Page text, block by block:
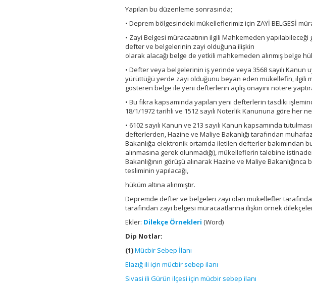
Yapılan bu düzenleme sonrasında;
• Deprem bölgesindeki mükelleflerimiz için ZAYİ BELGESİ
• Zayi Belgesi müracaatının ilgili Mahkemeden
defter ve belgelerinin zayi olduğuna ilişkin
olarak alacağı belge de yetkili mahkemeden alınmış belge
• Defter veya belgelerinin iş yerinde veya 3568 sayılı
yürüttüğü yerde zayi olduğunu beyan eden mükellefin, ilgili
gösteren belge ile yeni defterlerin açılış onayını notere
• Bu fıkra kapsamında yapılan yeni defterlerin tasdiki
18/1/1972 tarihli ve 1512 sayılı Noterlik Kanununa göre her
• 6102 sayılı Kanun ve 213 sayılı Kanun kapsamında
defterlerden, Hazine ve Maliye Bakanlığı tarafından
Bakanlığa elektronik ortamda iletilen defterler bakımından
alınmasına gerek olunmadığı), mükelleflerin talebine
Bakanlığının görüşü alınarak Hazine ve Maliye
tesliminin yapılacağı,
hüküm altına alınmıştır.
Depremde defter ve belgeleri zayi olan mükellefler
tarafından zayi belgesi müracaatlarına ilişkin örnek
Ekler: Dilekçe Örnekleri (Word)
Dip Notlar:
(1)Mücbir Sebep İlanı
Elazığ ili için mücbir sebep ilanı
Sivasi ili Gürün ilçesi için mücbir sebep ilanı